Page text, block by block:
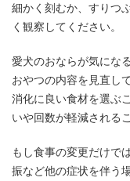
細かく刻むか、すりつ
く観察してください。
愛犬のおならが気にな
おやつの内容を見直し
消化に良い食材を選ぶ
いや回数が軽減される
もし食事の変更だけで
振など他の症状を伴う